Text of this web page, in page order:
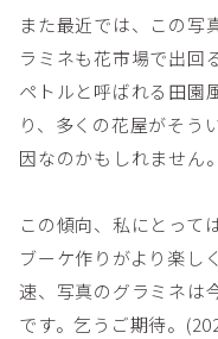
また最近では、この写
ラミネも花市場で出回
ペトルと呼ばれる田園
り、多くの花屋がそう
因なのかもしれません。
この傾向、私にとって
ブーケ作りがより楽し
速、写真のグラミネは
です。乞うご期待。